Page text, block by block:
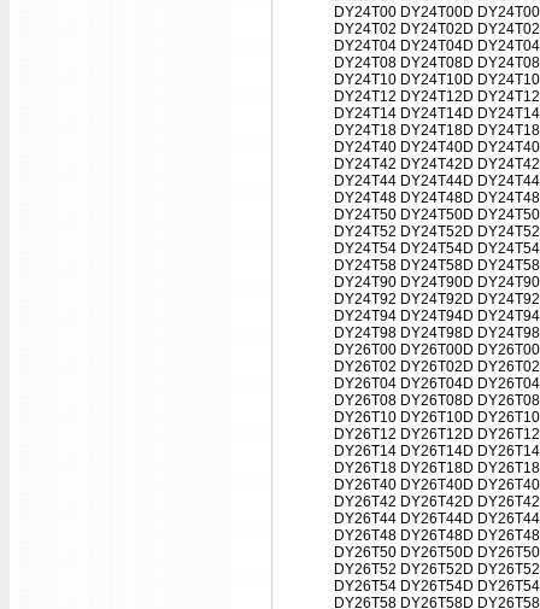
DY24T00 DY24T00D
DY24T02 DY24T02D
DY24T04 DY24T04D
DY24T08 DY24T08D
DY24T10 DY24T10D
DY24T12 DY24T12D
DY24T14 DY24T14D
DY24T18 DY24T18D
DY24T40 DY24T40D
DY24T42 DY24T42D
DY24T44 DY24T44D
DY24T48 DY24T48D
DY24T50 DY24T50D
DY24T52 DY24T52D
DY24T54 DY24T54D
DY24T58 DY24T58D
DY24T90 DY24T90D
DY24T92 DY24T92D
DY24T94 DY24T94D
DY24T98 DY24T98D
DY26T00 DY26T00D
DY26T02 DY26T02D
DY26T04 DY26T04D
DY26T08 DY26T08D
DY26T10 DY26T10D
DY26T12 DY26T12D
DY26T14 DY26T14D
DY26T18 DY26T18D
DY26T40 DY26T40D
DY26T42 DY26T42D
DY26T44 DY26T44D
DY26T48 DY26T48D
DY26T50 DY26T50D
DY26T52 DY26T52D
DY26T54 DY26T54D
DY26T58 DY26T58D